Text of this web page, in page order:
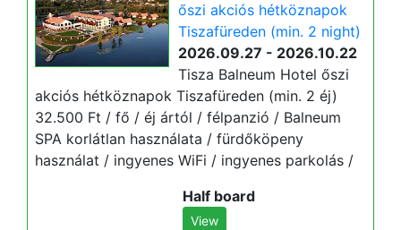
őszi akciós hétköznapok
Tiszafüreden (min. 2 night)
2026.09.27 - 2026.10.22
Tisza Balneum Hotel őszi
akciós hétköznapok Tiszafüreden (min. 2 éj)
32.500 Ft / fő / éj ártól / félpanzió / Balneum
SPA korlátlan használata / fürdőköpeny
használat / ingyenes WiFi / ingyenes parkolás /
Half board
View